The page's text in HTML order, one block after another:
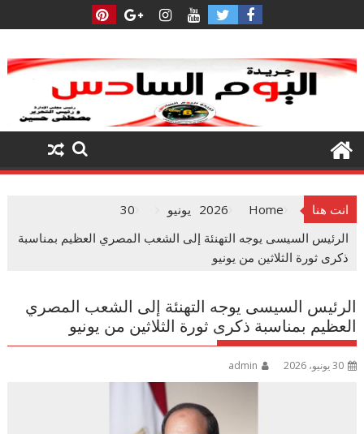
to
انت هنا Home
2026 يونيو
30
الرئيس السيسى يوجه التهنئة إلى الشعب المصري العظيم بمناسبة
ذكرى ثورة الثلاثين من يونيو
الرئيس السيسى يوجه التهنئة إلى الشعب المصري
العظيم بمناسبة ذكرى ثورة الثلاثين من يونيو
30 يونيو، 2026 admin